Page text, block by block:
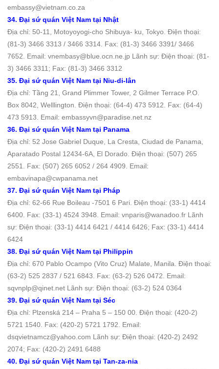
embassy@vietnam.co.za
34. Đại sứ quán Việt Nam tại Nhật
Địa chỉ: 50-11, Motoyoyogi-cho Shibuya- ku, Tokyo. Ðiện thoại:
(81-3) 3466 3313 / 3466 3314. Fax: (81-3) 3466 3391/ 3466
7652. Email: vnembasy@blue.ocn.ne.jp Lãnh sự: Điện thoại: (81-
3) 3466 3311; Fax: (81-3) 3466 3312
35. Đại sứ quán Việt Nam tại Niu-di-lân
Địa chỉ: Tầng 21, Grand Plimmer Tower, 2 Gilmer Terrace P.O.
Box 8042, Welllington. Ðiện thoại: (64-4) 473 5912. Fax: (64-4)
473 5913. Email: embassyvn@paradise.net.nz
36. Đại sứ quán Việt Nam tại Panama
Địa chỉ: 52 Jose Gabriel Duque, La Cresta, Ciudad de Panama,
Aparatado Postal 12434-6A, El Dorado. Ðiện thoại: (507) 265
2551. Fax: (507) 265 6052 / 264 4909. Email:
embavinapa@cwpanama.net
37. Đại sứ quán Việt Nam tại Pháp
Địa chỉ: 62-66 Rue Boileau -7501 6 Pari. Ðiện thoại: (33-1) 4414
6400. Fax: (33-1) 4524 3948. Email: vnparis@wanadoo.fr Lãnh
sự: Điện thoại: (33-1) 4414 6421 / 4414 6426; Fax: (33-1) 4414
6424
38. Đại sứ quán Việt Nam tại Philippin
Địa chỉ: 670 Pablo Ocampo (Vito Cruz) Malate, Manila. Ðiện thoại:
(63-2) 525 2837 / 521 6843. Fax: (63-2) 526 0472. Email:
sqvnplp@qinet.net Lãnh sự: Điện thoại: (63-2) 524 0364
39. Đại sứ quán Việt Nam tại Séc
Địa chỉ: Plzenská 214 – Praha 5 – 150 00. Ðiện thoại: (420-2)
5721 1540. Fax: (420-2) 5721 1792. Email:
dsqvietnamcz@yahoo.com Lãnh sự: Điện thoại: (420-2) 2492
2074; Fax: (420-2) 2491 6488
40. Đại sứ quán Việt Nam tại Tan-za-nia